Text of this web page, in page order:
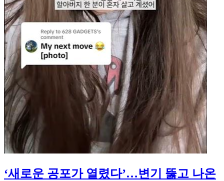
‘새로운 공포가 열렸다’…변기 뚫고 나온